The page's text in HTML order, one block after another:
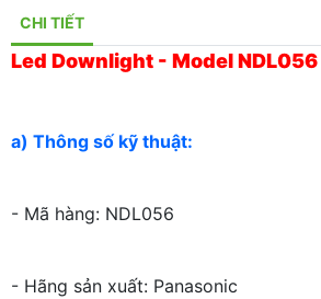
CHI TIẾT
Led Downlight - Model NDL056
a) Thông số kỹ thuật:
- Mã hàng: NDL056
- Hãng sản xuất: Panasonic